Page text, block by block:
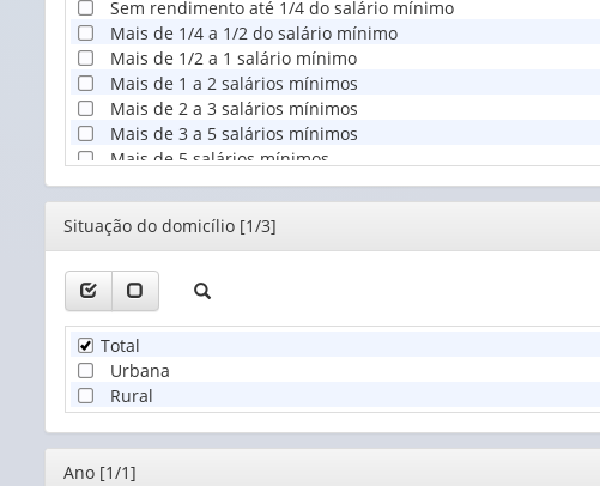
Sem rendimento até 1/4 do salário mínimo
Mais de 1/4 a 1/2 do salário mínimo
Mais de 1/2 a 1 salário mínimo
Mais de 1 a 2 salários mínimos
Mais de 2 a 3 salários mínimos
Mais de 3 a 5 salários mínimos
Mais de 5 salários mínimos
Editor
Situação do domicílio [1/3]
Total
Urbana
Rural
Editor
Ano [1/1]